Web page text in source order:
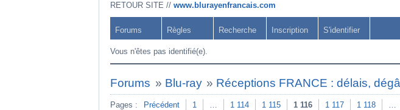
RETOUR SITE // www.blurayenfrancais.com
Forums Règles Recherche Inscription S'identifier
Vous n'êtes pas identifié(e).
Forums » Blu-ray » Réceptions FRANCE : délais,
Pages : Précédent 1 … 1 114 1 115 1 116 1 117 1 118 …